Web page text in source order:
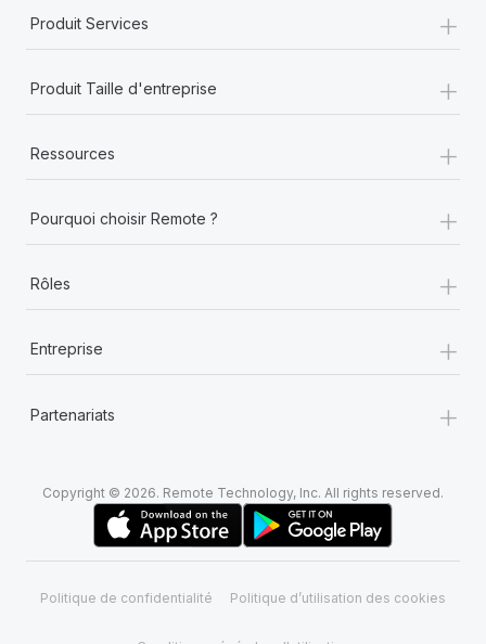
Produit Services +
Produit Taille d'entreprise +
Ressources +
Pourquoi choisir Remote ? +
Rôles +
Entreprise +
Partenariats +
Copyright © 2026. Remote Technology, Inc. All rights reserved.
Politique de confidentialité Politique d’utilisation des cookies